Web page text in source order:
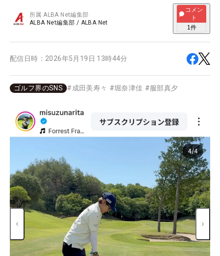
所属ALBA Net編集部
ALBA Net編集部 / ALBA Net
コメン
ト
1件
配信日時： 2026年5月19日 13時44分
ゴルフ界のSNS # 成田美寿々 #堀奈津佳 #服部真夕